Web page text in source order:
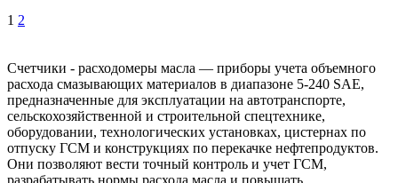
1 2
Счетчики - расходомеры масла — приборы учета объемного
расхода смазывающих материалов в диапазоне 5-240 SAE,
предназначенные для эксплуатации на автотранспорте,
сельскохозяйственной и строительной спецтехнике,
оборудовании, технологических установках, цистернах по
отпуску ГСМ и конструкциях по перекачке нефтепродуктов.
Они позволяют вести точный контроль и учет ГСМ,
разрабатывать нормы расхода масла и повышать